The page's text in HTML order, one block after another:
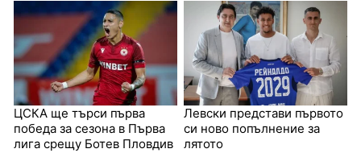
ЦСКА ще търси първа
победа за сезона в Първа
лига срещу Ботев Пловдив
Левски представи първото
си ново попълнение за
лятото